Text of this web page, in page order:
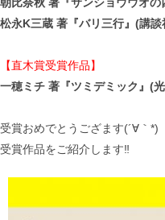
松永K三蔵 著『バリ三行』(講談
【直木賞受賞作品】
一穂ミチ 著『ツミデミック』(
受賞おめでとうござます(´∀｀*)
受賞作品をご紹介します‼